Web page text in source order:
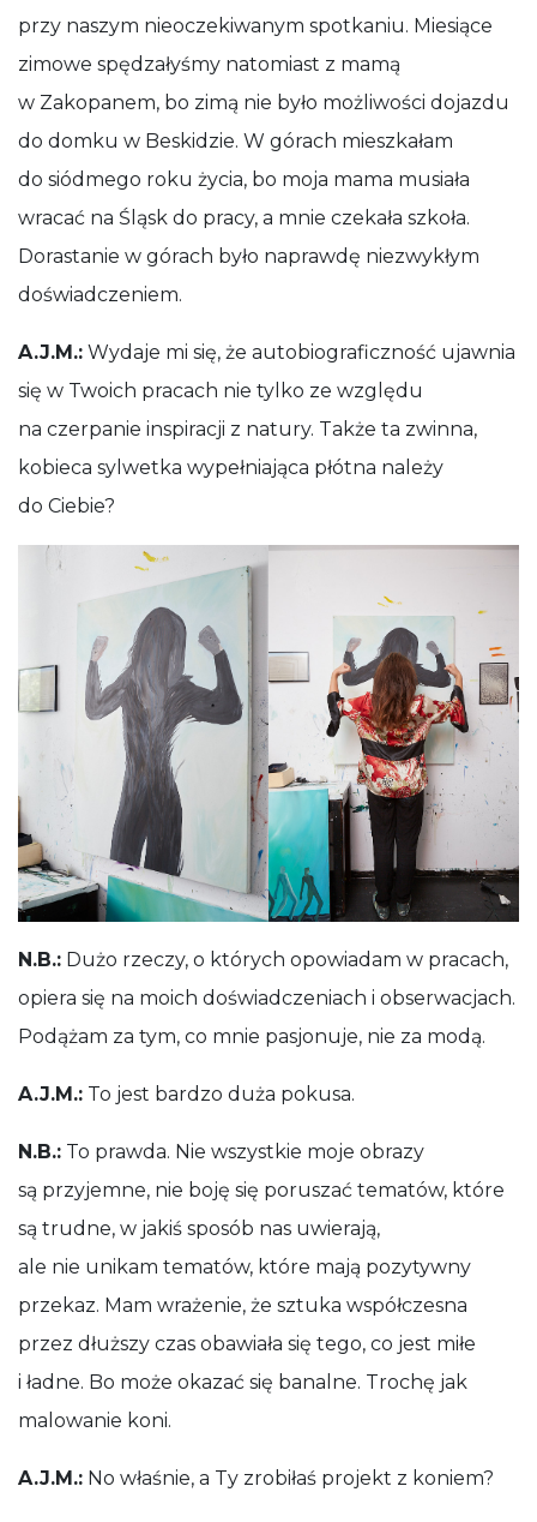
przy naszym nieoczekiwanym spotkaniu. Miesiące
zimowe spędzałyśmy natomiast z mamą
w Zakopanem, bo zimą nie było możliwości dojazdu
do domku w Beskidzie. W górach mieszkałam
do siódmego roku życia, bo moja mama musiała
wracać na Śląsk do pracy, a mnie czekała szkoła.
Dorastanie w górach było naprawdę niezwykłym
doświadczeniem.
A.J.M.: Wydaje mi się, że autobiograficzność ujawnia
się w Twoich pracach nie tylko ze względu
na czerpanie inspiracji z natury. Także ta zwinna,
kobieca sylwetka wypełniająca płótna należy
do Ciebie?
N.B.: Dużo rzeczy, o których opowiadam w pracach,
opiera się na moich doświadczeniach i obserwacjach.
Podążam za tym, co mnie pasjonuje, nie za modą.
A.J.M.: To jest bardzo duża pokusa.
N.B.: To prawda. Nie wszystkie moje obrazy
są przyjemne, nie boję się poruszać tematów, które
są trudne, w jakiś sposób nas uwierają,
ale nie unikam tematów, które mają pozytywny
przekaz. Mam wrażenie, że sztuka współczesna
przez dłuższy czas obawiała się tego, co jest miłe
i ładne. Bo może okazać się banalne. Trochę jak
malowanie koni.
A.J.M.: No właśnie, a Ty zrobiłaś projekt z koniem?